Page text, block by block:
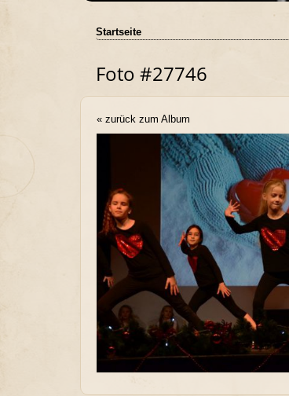
Startseite
Foto #27746
« zurück zum Album